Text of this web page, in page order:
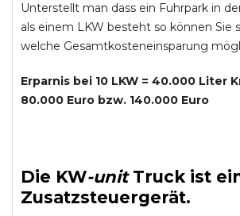
Unterstellt man dass ein Fuhrpark in
als einem LKW besteht so können Sie
welche Gesamtkosteneinsparung
Erparnis bei 10 LKW = 40.000 Liter
80.000 Euro bzw. 140.000 Euro
Die KW-unit Truckist
Zusatzsteuergerät.